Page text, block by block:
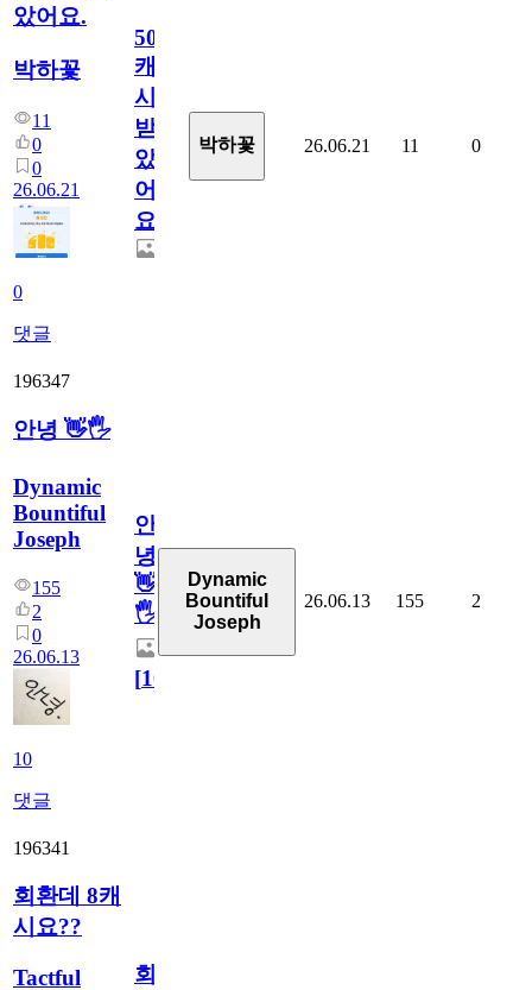
았어요.
박하꽃
11
0
0
26.06.21
0
댓글
50
캐
시
받
았
어
요.
박하꽃 26.06.21 11 0
196347
안녕 👋🖐
Dynamic
Bountiful
Joseph
155
2
0
26.06.13
10
댓글
안
녕
👋
🖐
[10
Dynamic
Bountiful
Joseph
26.06.13 155 2
196341
회환데 8캐
시요??
Tactful 회